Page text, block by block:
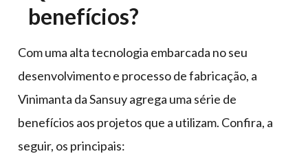
benefícios?
Com uma alta tecnologia embarcada no seu
desenvolvimento e processo de fabricação, a
Vinimanta da Sansuy agrega uma série de
benefícios aos projetos que a utilizam. Confira, a
seguir, os principais: